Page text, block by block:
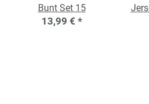
Bunt Set 15
13,99 € *